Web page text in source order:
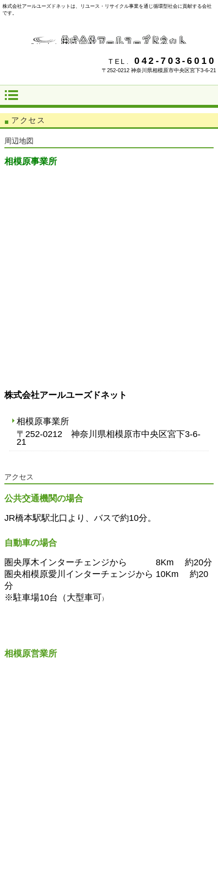
株式会社アールユーズドネットは、リユース・リサイクル事業を通じ循環型社会に貢献する会社
です。
TEL. 042-703-6010
〒252-0212 神奈川県相模原市中央区宮下3-6-21
アクセス
周辺地図
相模原事業所
株式会社アールユーズドネット
相模原事業所
〒252-0212 神奈川県相模原市中央区宮下3-6-
21
アクセス
公共交通機関の場合
JR橋本駅駅北口より、バスで約10分。
自動車の場合
圏央厚木インターチェンジから 8Km 約20分
圏央相模原愛川インターチェンジから 10Km 約20
分
※駐車場10台（大型車可）
相模原営業所